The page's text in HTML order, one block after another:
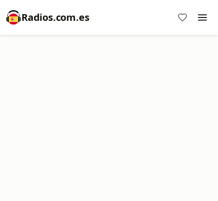
Radios.com.es